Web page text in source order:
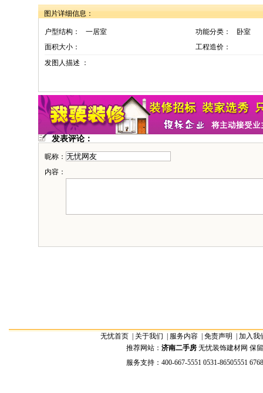
图片详细信息：
户型结构： 一居室 功能分类：
卧室
面积大小：
工程造价：
发图人描述 ：
发表评论：
昵称：
内容：
无忧首页 关于我们 服务内容 免责声明
加入我
推荐网站： 济南二手房 无忧装饰建材网 保
服务支持：400-667-5551 0531-86505551